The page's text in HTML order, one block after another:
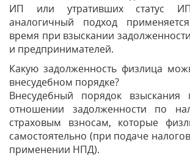
ИП или утративших статус
аналогичный подход
время при взыскании
и предпринимателей.
Какую задолженность физлица
внесудебном порядке?
Внесудебный порядок взыскания
отношении задолженности по
страховым взносам, которые
самостоятельно (при подаче
применении НПД).